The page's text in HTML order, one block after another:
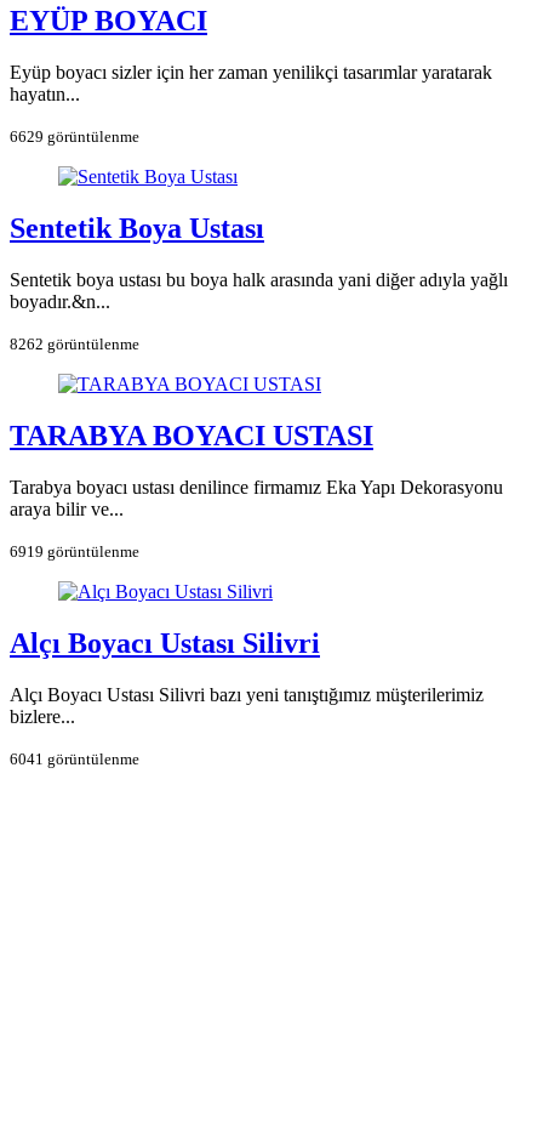
EYÜP BOYACI
Eyüp boyacı sizler için her zaman yenilikçi tasarımlar yaratarak
hayatın...
6629 görüntülenme
Sentetik Boya Ustası
Sentetik boya ustası bu boya halk arasında yani diğer adıyla yağlı
boyadır.&n...
8262 görüntülenme
TARABYA BOYACI USTASI
Tarabya boyacı ustası denilince firmamız Eka Yapı Dekorasyonu
araya bilir ve...
6919 görüntülenme
Alçı Boyacı Ustası Silivri
Alçı Boyacı Ustası Silivri bazı yeni tanıştığımız müşterilerimiz
bizlere...
6041 görüntülenme